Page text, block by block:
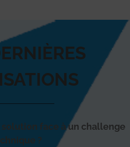
face à un challenge
?